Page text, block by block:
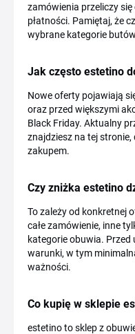
zamówienia przeliczy
płatności. Pamiętaj, że
wybrane kategorie
Jak często estetino
Nowe oferty pojawiają
oraz przed większymi
Black Friday. Aktualny
znajdziesz na tej
zakupem.
Czy zniżka estetino
To zależy od konkretnej
całe zamówienie, inne
kategorie obuwia.
warunki, w tym
ważności.
Co kupię w sklepie
estetino to sklep z